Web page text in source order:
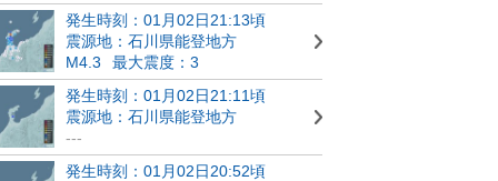
発生時刻：01月02日21:13頃
震源地：石川県能登地方
M4.3
最大震度：3
発生時刻：01月02日21:11頃
震源地：石川県能登地方
---
発生時刻：01月02日20:52頃